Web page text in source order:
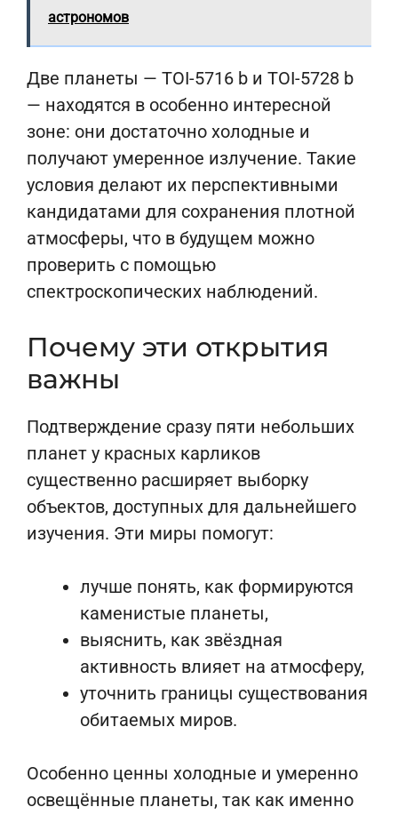
астрономов
Две планеты — TOI-5716 b и TOI-5728 b
— находятся в особенно интересной
зоне: они достаточно холодные и
получают умеренное излучение. Такие
условия делают их перспективными
кандидатами для сохранения плотной
атмосферы, что в будущем можно
проверить с помощью
спектроскопических наблюдений.
Почему эти открытия
важны
Подтверждение сразу пяти небольших
планет у красных карликов
существенно расширяет выборку
объектов, доступных для дальнейшего
изучения. Эти миры помогут:
лучше понять, как формируются
каменистые планеты,
выяснить, как звёздная
активность влияет на атмосферу,
уточнить границы существования
обитаемых миров.
Особенно ценны холодные и умеренно
освещённые планеты, так как именно